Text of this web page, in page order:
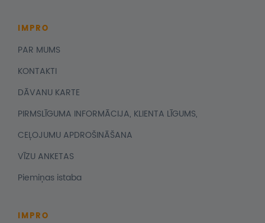
IMPRO
PAR MUMS
KONTAKTI
DĀVANU KARTE
PIRMSLĪGUMA INFORMĀCIJA, KLIENTA LĪGUMS,
CEĻOJUMU APDROŠINĀŠANA
VĪZU ANKETAS
Piemiņas istaba
IMPRO